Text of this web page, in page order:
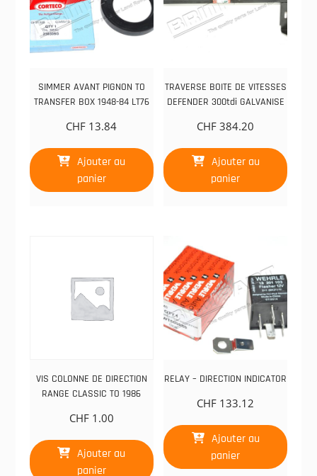
SIMMER AVANT PIGNON TO
TRANSFER BOX 1948-84 LT76
CHF 13.84
Ajouter au
panier
TRAVERSE BOITE DE VITESSES
DEFENDER 300tdi GALVANISE
CHF 384.20
Ajouter au
panier
VIS COLONNE DE DIRECTION
RANGE CLASSIC TO 1986
CHF1.00
Ajouter au
panier
RELAY – DIRECTION INDICATOR
CHF 133.12
Ajouter au
panier